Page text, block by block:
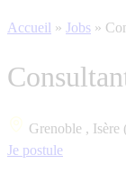
Accueil » Jobs »
Grenoble , Isère
Je postule